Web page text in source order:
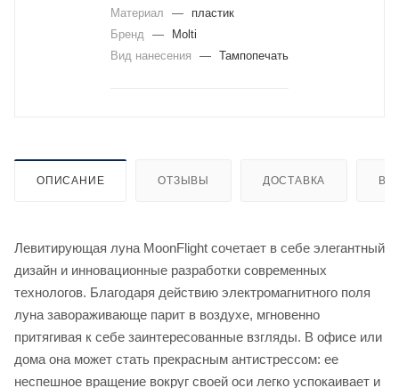
Материал
—
пластик
Бренд
—
Molti
Вид нанесения
— Тампопечать
ОПИСАНИЕ ОТЗЫВЫ ДОСТАВКА
Левитирующая луна MoonFlight сочетает в себе элегантный
дизайн и инновационные разработки современных
технологов. Благодаря действию электромагнитного поля
луна завораживающе парит в воздухе, мгновенно
притягивая к себе заинтересованные взгляды. В офисе или
дома она может стать прекрасным антистрессом: ее
неспешное вращение вокруг своей оси легко успокаивает и